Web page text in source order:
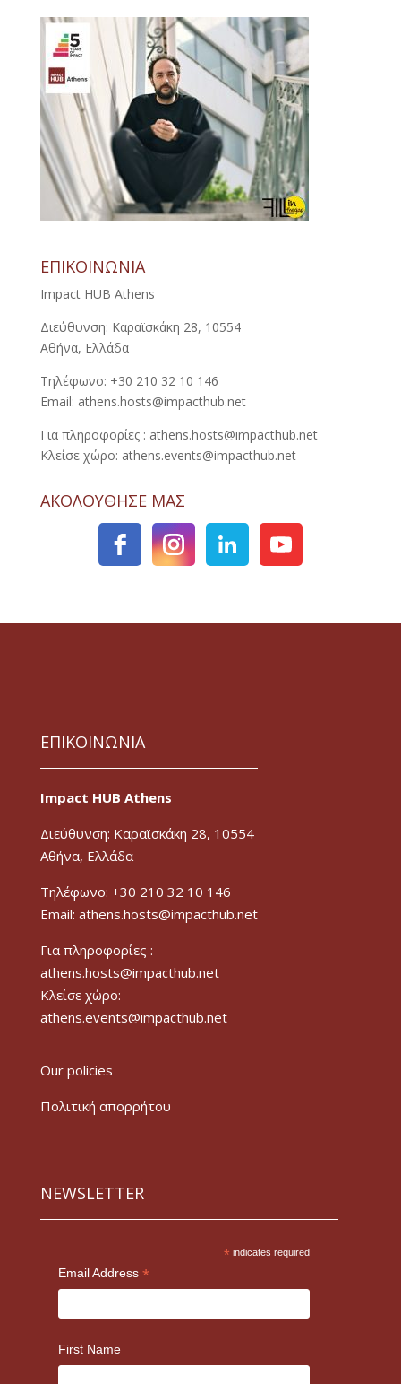
ΕΠΙΚΟΙΝΩΝΙΑ
Impact HUB Athens
Διεύθυνση: Καραϊσκάκη 28, 10554
Αθήνα, Ελλάδα
Τηλέφωνο: +30 210 32 10 146
Email: athens.hosts@impacthub.net
Για πληροφορίες : athens.hosts@impacthub.net
Κλείσε χώρο: athens.events@impacthub.net
ΑΚΟΛΟΥΘΗΣΕ ΜΑΣ
ΕΠΙΚΟΙΝΩΝΙΑ
Impact HUB Athens
Διεύθυνση: Καραϊσκάκη 28, 10554
Αθήνα, Ελλάδα
Τηλέφωνο: +30 210 32 10 146
Email: athens.hosts@impacthub.net
Για πληροφορίες :
athens.hosts@impacthub.net
Κλείσε χώρο:
athens.events@impacthub.net
Our policies
Πολιτική απορρήτου
NEWSLETTER
* indicates required
Email Address *
First Name